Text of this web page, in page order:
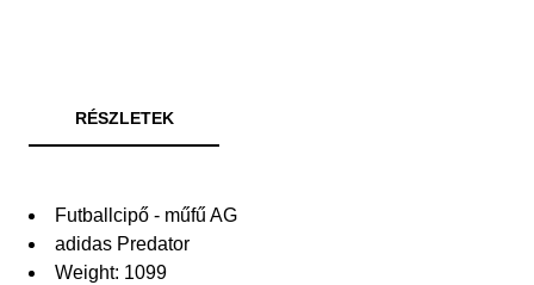
RÉSZLETEK
Futballcipő - műfű AG
adidas Predator
Weight: 1099